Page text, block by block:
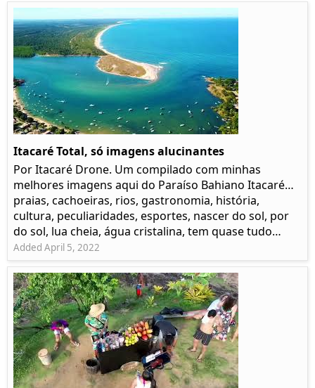
Itacaré Total, só imagens alucinantes
Por Itacaré Drone. Um compilado com minhas
melhores imagens aqui do Paraíso Bahiano Itacaré…
praias, cachoeiras, rios, gastronomia, história,
cultura, peculiaridades, esportes, nascer do sol, por
do sol, lua cheia, água cristalina, tem quase tudo…
Added April 5, 2022